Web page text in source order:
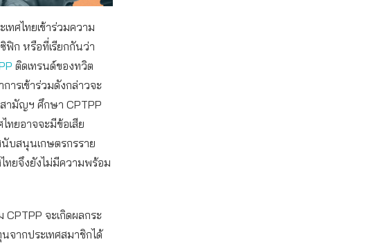
ทศไทยเข้าร่วมความ
ก หรือที่เรียกกันว่า
ติดเทรนด์ของทวิต
ารเข้าร่วมดังกล่าวจะ
ามัญฯ ศึกษา CPTPP
ทยอาจจะมีข้อเสีย
บสนุนเกษตรกรราย
ทยจึงยังไม่มีความพร้อม
CPTPP จะเกิดผลกระ
จากประเทศสมาชิกได้